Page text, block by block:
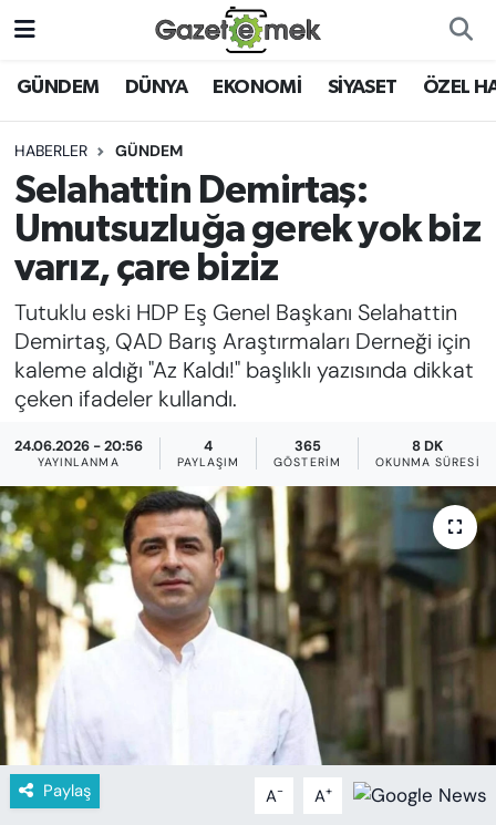
GÜNDEM DÜNYA EKONOMİ SİYASET ÖZEL
HABERLER GÜNDEM
Selahattin Demirtaş:
Umutsuzluğa gerek yok biz
varız, çare biziz
Tutuklu eski HDP Eş Genel Başkanı Selahattin
Demirtaş, QAD Barış Araştırmaları Derneği için
kaleme aldığı "Az Kaldı!" başlıklı yazısında dikkat
çeken ifadeler kullandı.
24.06.2026 - 20:56
YAYINLANMA
4
PAYLAŞIM
365
GÖSTERIM
8 DK
OKUNMA SÜRESI
Paylaş A- A+
DÜNYA
EKONOMİ
EMEK HABERLERİ
YENİ MEDYADA EMEK
GAZETECİLİĞİNİ GELİŞTİRMEK
FAYDALI BİLGİLER
GÜNDEM
EĞİTİM
KADIN
SAĞLIK
SPOR
KÜLTÜR-SANAT
MAGAZİN
ÖZEL HABER
Nöbetçi Eczaneler
Hava Durumu
İstanbul Namaz Vakitleri
Süper Lig Puan Durumu ve Fikstür
Tüm Manşetler